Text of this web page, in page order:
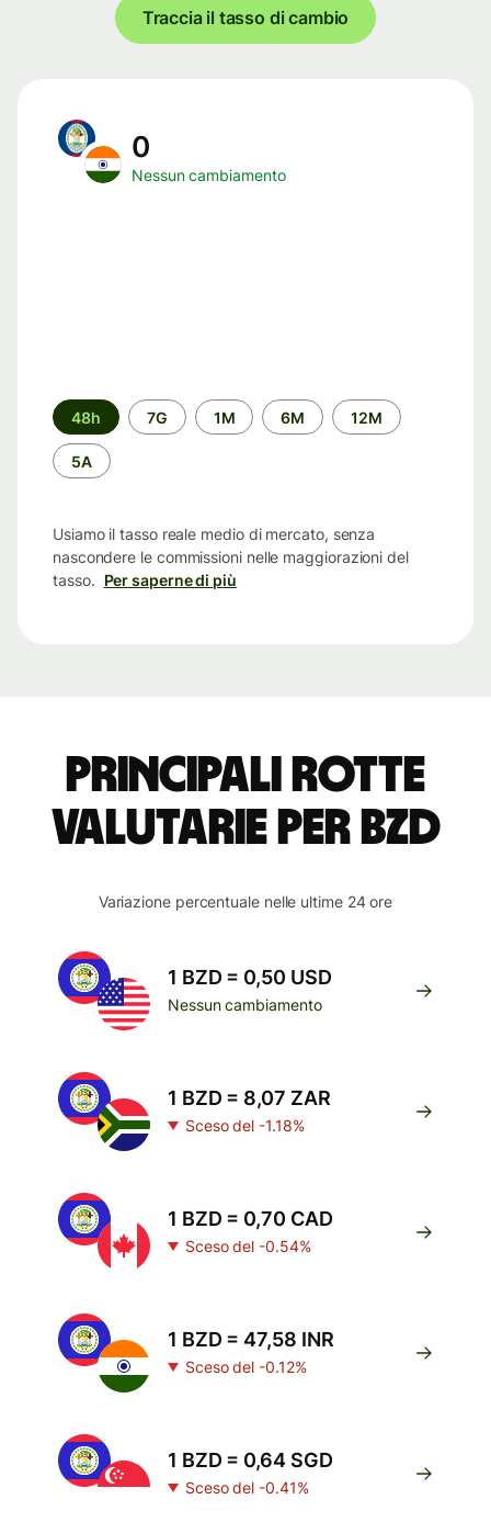
Traccia il tasso di cambio
0
Nessun cambiamento
Periodo
di
tempo
48h 7G 1M 6M 12M
5A
Usiamo il tasso reale medio di mercato, senza
nascondere le commissioni nelle maggiorazioni del
tasso. Per saperne di più
Principali rotte
valutarie per BZD
Variazione percentuale nelle ultime 24 ore
1 BZD = 0,50 USD
Nessun cambiamento
1 BZD = 8,07 ZAR
Sceso del -1.18%
1 BZD = 0,70 CAD
Sceso del -0.54%
1 BZD = 47,58 INR
Sceso del -0.12%
1 BZD = 0,64 SGD
Sceso del -0.41%